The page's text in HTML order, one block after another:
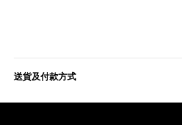
送貨及付款方式